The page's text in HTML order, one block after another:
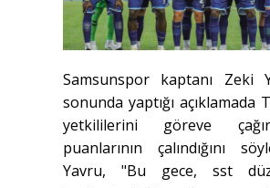
Samsunspor kaptanı Zeki
sonunda yaptığı açıklamada
yetkililerini göreve
puanlarının çalındığını
Yavru, "Bu gece, sst